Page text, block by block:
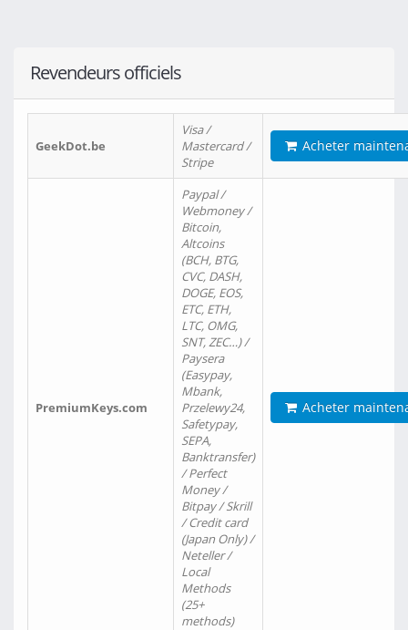
Revendeurs officiels
GeekDot.be
Visa /
Mastercard /
Stripe
Acheter
PremiumKeys.com
Paypal /
Webmoney /
Bitcoin,
Altcoins
(BCH, BTG,
CVC, DASH,
DOGE, EOS,
ETC, ETH,
LTC, OMG,
SNT, ZEC…) /
Paysera
(Easypay,
Mbank,
Przelewy24,
Safetypay,
SEPA,
Banktransfer)
/ Perfect
Money /
Bitpay / Skrill
/ Credit card
(Japan Only) /
Neteller /
Local
Methods
(25+
methods)
Acheter